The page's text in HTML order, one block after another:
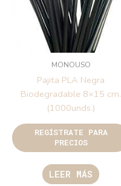
MONOUSO
Pajita PLA Negra
Biodegradable 8×15 cm.
(1000unds.)
REGÍSTRATE PARA
PRECIOS
LEER MÁS